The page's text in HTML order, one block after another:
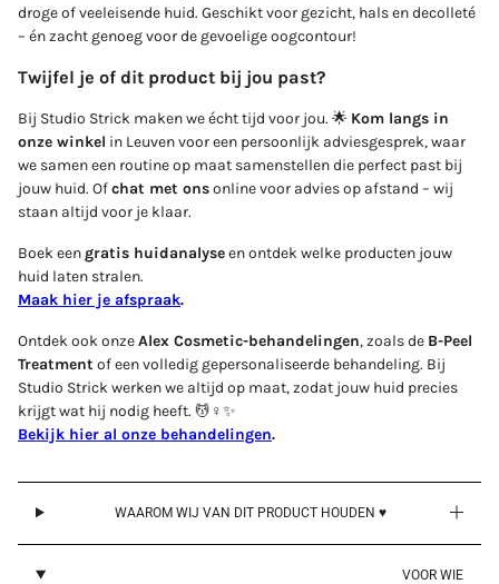
droge of veeleisende huid. Geschikt voor gezicht, hals en decolleté
– én zacht genoeg voor de gevoelige oogcontour!
Twijfel je of dit product bij jou past?
Bij Studio Strick maken we écht tijd voor jou. 🌟 Kom langs in
onze winkel in Leuven voor een persoonlijk adviesgesprek, waar
we samen een routine op maat samenstellen die perfect past bij
jouw huid. Ofchat met onsonline voor advies op afstand – wij
staan altijd voor je klaar.
Boek eengratis huidanalyseen ontdek welke producten jouw
huid laten stralen.
Maak hier je afspraak.
Ontdek ook onzeAlex Cosmetic-behandelingen, zoals de B-Peel
Treatment of een volledig gepersonaliseerde behandeling. Bij
Studio Strick werken we altijd op maat, zodat jouw huid precies
krijgt wat hij nodig heeft. 💆♀️✨
Bekijk hier al onze behandelingen.
WAAROM WIJ VAN DIT PRODUCT HOUDEN ♥
VOOR WIE
Log in to your account to add products to your wishlist
and view your previously saved items.
Login